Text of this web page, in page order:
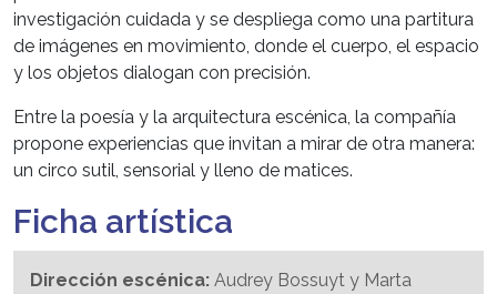
investigación cuidada y se despliega como una partitura
de imágenes en movimiento, donde el cuerpo, el espacio
y los objetos dialogan con precisión.
Entre la poesía y la arquitectura escénica, la compañía
propone experiencias que invitan a mirar de otra manera:
un circo sutil, sensorial y lleno de matices.
Ficha artística
Dirección escénica: Audrey Bossuyt y Marta